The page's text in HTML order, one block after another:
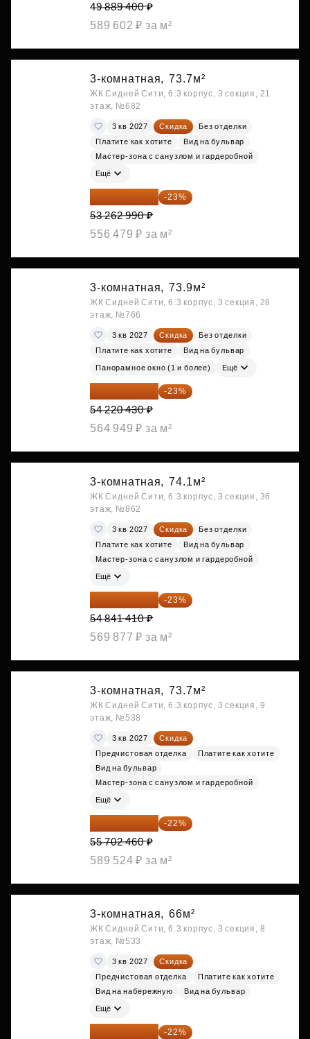
49 889 400 ₽
589 602 ₽ за м²
3-комнатная, 73.7м²
ЖК Сидней Сити, 6.3 корпус, 3 секция, 21
этаж, №682
3 кв 2027 Скидка
Без отделки
Платите как хотите
Вид на бульвар
Мастер-зона с санузлом и гардеробной
Ещё
41 012 502 ₽ -23%
53 262 990 ₽
556 479 ₽ за м²
3-комнатная, 73.9м²
ЖК Сидней Сити, 6.3 корпус, 3 секция, 28
этаж, №766
3 кв 2027 Скидка
Без отделки
Платите как хотите
Вид на бульвар
Панорамное окно (1 и более) Ещё
41 749 731 ₽ -23%
54 220 430 ₽
564 949 ₽ за м²
3-комнатная, 74.1м²
ЖК Сидней Сити, 6.3 корпус, 3 секция, 36
этаж, №862
3 кв 2027 Скидка
Без отделки
Платите как хотите
Вид на бульвар
Мастер-зона с санузлом и гардеробной
Ещё
42 227 886 ₽ -23%
54 841 410 ₽
569 877 ₽ за м²
3-комнатная, 73.7м²
ЖК Сидней Сити, 6.3 корпус, 3 секция, 9
этаж, №538
3 кв 2027
Скидка
Предчистовая отделка
Платите как хотите
Вид на бульвар
Мастер-зона с санузлом и гардеробной
Ещё
43 447 919 ₽ -22%
55 702 460 ₽
589 524 ₽ за м²
3-комнатная, 66м²
ЖК Сидней Сити, 6.3 корпус, 3 секция, 8
этаж, №533
3 кв 2027
Скидка
Предчистовая отделка
Платите как хотите
Вид на набережную
Вид на бульвар
Ещё
43 706 520 ₽ -22%